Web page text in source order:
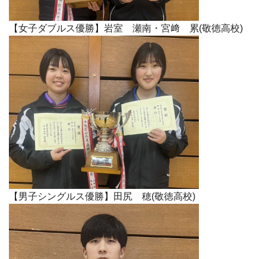
【女子ダブルス優勝】岩室 瀬南・宮﨑 累(敬徳高校)
【男子シングルス優勝】田尻 穂(敬徳高校)